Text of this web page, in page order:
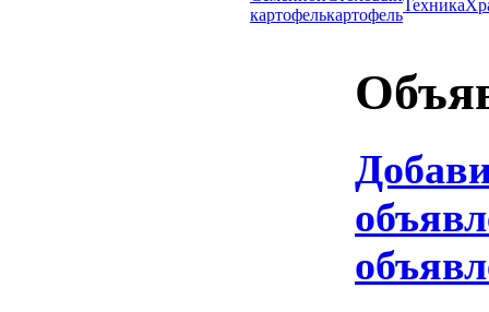
картофелькартофель
Техника